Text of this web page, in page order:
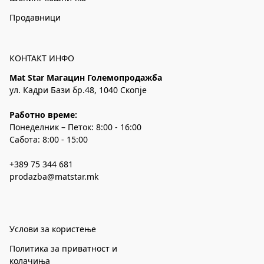
Продавници
КОНТАКТ ИНФО
Mat Star Магацин Големопродажба
ул. Кадри Бази бр.48, 1040 Скопје
Работно време:
Понеделник – Петок: 8:00 - 16:00
Сабота: 8:00 - 15:00
+389 75 344 681
prodazba@matstar.mk
Услови за користење
Политика за приватност и
колачиња